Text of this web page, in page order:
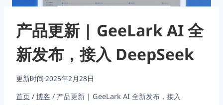
产品更新 | GeeLark AI 全
新发布，接入 DeepSeek
更新时间 2025年2月28日
首页 / 博客 / 产品更新 | GeeLark AI 全新发布，接入